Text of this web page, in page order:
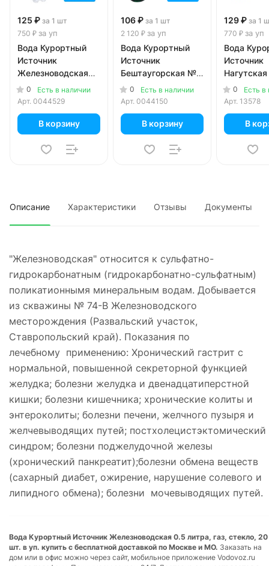
125 ₽ за 1 шт
750 ₽ за уп
Вода Курортный
Источник
Железноводская
1.5 литра, газ, пэт,
6 шт. в уп.
0
Есть в наличии
Арт. 0044529
В корзину
106 ₽ за 1 шт
2 120 ₽ за уп
Вода Курортный
Источник
Бештаугорская №2
0.5 литра, газ,
стекло, 20 шт. в уп.
0
Есть в наличии
Арт. 0044150
В корзину
129 ₽ за 1
770 ₽ за уп
Вода
Источник
литра,
шт. в уп.
0
Есть в
Арт. 13578
В
Описание Характеристики Отзывы Документы
"Железноводская" относится к сульфатно-
гидрокарбонатным (гидрокарбонатно-сульфатным)
поликатионнымя минеральным водам. Добывается
из скважины № 74-В Железноводского
месторождения (Развальский участок,
Ставропольский край). Показания по
лечебному применению: Хронический гастрит с
нормальной, повышенной секреторной функцией
желудка; болезни желудка и двенадцатиперстной
кишки; болезни кишечника; хронические колиты и
энтероколиты; болезни печени, желчного пузыря и
желчевыводящих путей; постхолецистэктомический
синдром; болезни поджелудочной железы
(хронический панкреатит);болезни обмена веществ
(сахарный диабет, ожирение, нарушение солевого и
липидного обмена); болезни мочевыводящих путей.
Вода Курортный Источник Железноводская 0.5 литра, газ, стекло, 20
шт. в уп. купить с бесплатной доставкой по Москве и МО. Заказать на
дом или в офис можно через сайт, мобильное приложение Vodovoz.ru